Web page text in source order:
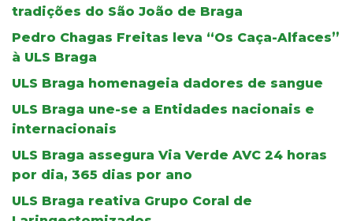
tradições do São João de Braga
Pedro Chagas Freitas leva “Os Caça-Alfaces”
à ULS Braga
ULS Braga homenageia dadores de sangue
ULS Braga une-se a Entidades nacionais e
internacionais
ULS Braga assegura Via Verde AVC 24 horas
por dia, 365 dias por ano
ULS Braga reativa Grupo Coral de